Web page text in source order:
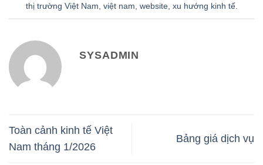
thị trường Việt Nam việt nam website, xu hướng kinh tế.
SYSADMIN
Toàn cảnh kinh tế Việt
Nam tháng 1/2026
Bảng giá dịch vụ